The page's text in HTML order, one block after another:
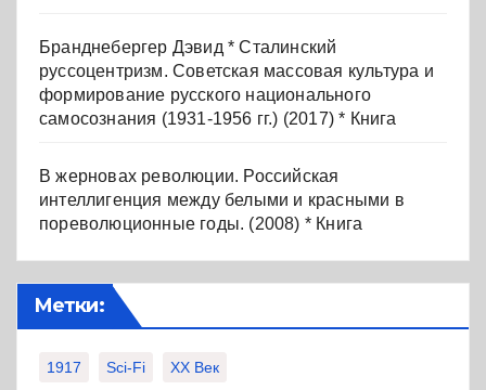
Бранднебергер Дэвид * Сталинский
руссоцентризм. Советская массовая культура и
формирование русского национального
самосознания (1931-1956 гг.) (2017) * Книга
В жерновах революции. Российская
интеллигенция между белыми и красными в
пореволюционные годы. (2008) * Книга
Метки:
1917 Sci-Fi XX Век